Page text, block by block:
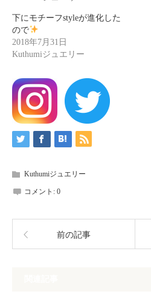
下にモチーフstyleが進化した
ので
2018年7月31日
Kuthumiジュエリー
Kuthumiジュエリー
コメント: 0
前の記事